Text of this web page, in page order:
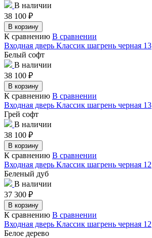
В наличии
38 100 ₽
В корзину
К сравнению В сравнении
Входная дверь Классик шагрень черная 13
Белый софт
В наличии
38 100 ₽
В корзину
К сравнению В сравнении
Входная дверь Классик шагрень черная 13
Грей софт
В наличии
38 100 ₽
В корзину
К сравнению В сравнении
Входная дверь Классик шагрень черная 12
Беленый дуб
В наличии
37 300 ₽
В корзину
К сравнению В сравнении
Входная дверь Классик шагрень черная 12
Белое дерево